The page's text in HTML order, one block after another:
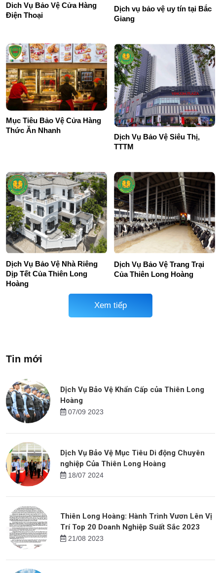
Dich Vụ Bảo Vệ Cửa Hàng
Điện Thoại
Dịch vụ bảo vệ uy tín tại Bắc
Giang
Mục Tiêu Bảo Vệ Cửa Hàng
Thức Ăn Nhanh
Dịch Vụ Bảo Vệ Siêu Thị,
TTTM
Dịch Vụ Bảo Vệ Nhà Riêng
Dịp Tết Của Thiên Long
Hoàng
Dịch Vụ Bảo Vệ Trang Trại
Của Thiên Long Hoàng
Xem tiếp
Tin mới
Dịch Vụ Bảo Vệ Khẩn Cấp của Thiên Long
Hoàng
07/09 2023
Dịch Vụ Bảo Vệ Mục Tiêu Di động Chuyên
nghiệp Của Thiên Long Hoàng
18/07 2024
Thiên Long Hoàng: Hành Trình Vươn Lên Vị
Trí Top 20 Doanh Nghiệp Suất Sắc 2023
21/08 2023